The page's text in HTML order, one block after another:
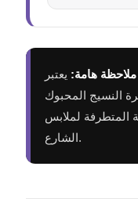
ملاحظة هامة: يعتبر Thai Son SP خيارًا فيتناميًا قويًا
النسيج المحبوك
المتطرفة لملابس
الشارع.